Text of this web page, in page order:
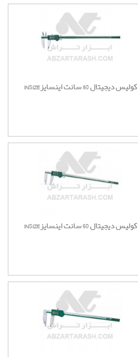
کولیس دیجیتال 50 سانت اینسایزINSIZE
کولیس دیجیتال 60 سانت اینسایزINSIZE